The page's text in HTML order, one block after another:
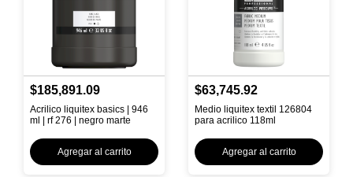
$185,891.09
Acrilico liquitex basics | 946
ml | rf 276 | negro marte
Agregar al carrito
$63,745.92
Medio liquitex textil 126804
para acrilico 118ml
Agregar al carrito